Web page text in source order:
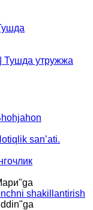
Тушда утружжа
san’ati.
"ga
shakillantirish
"ga